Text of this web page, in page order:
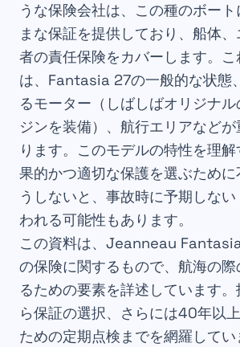
うな保険会社は、この種のボー
まな保証を提供しており、船体
者の責任保険をカバーします。
は、Fantasia 27の一般的な状態
るモーター（しばしばオリジナ
ジンを装備）、航行エリアなど
ります。このモデルの特性を理
果的かつ適切な保護を選ぶため
うしないと、事故時に予期しな
われる可能性もあります。
この資料は、Jeanneau Fantasia
の保険に関するもので、航海の
るための要素を詳述しています
ら保証の選択、さらには40年以
ための定期点検までを網羅して